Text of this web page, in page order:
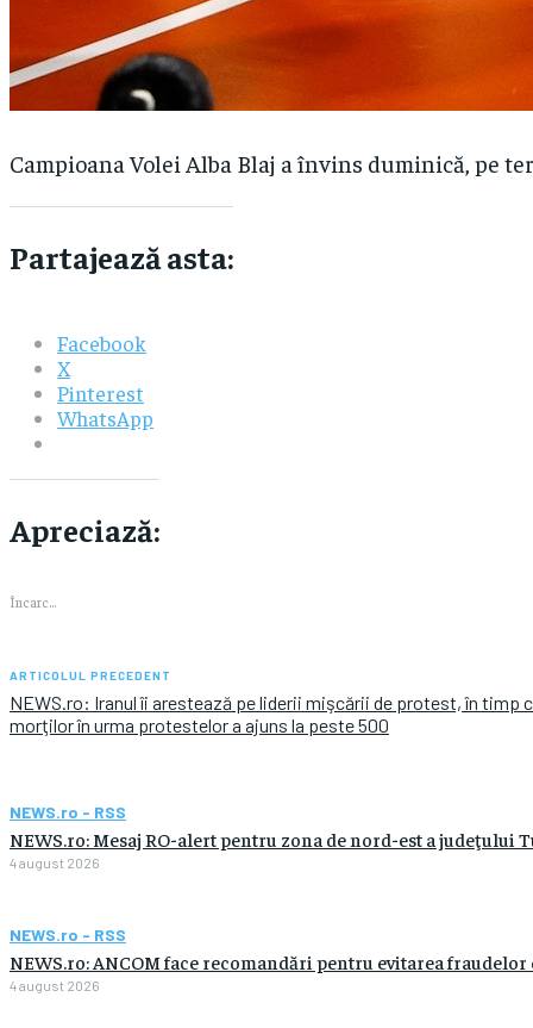
Campioana Volei Alba Blaj a învins duminică, pe
Partajează asta:
Facebook
X
Pinterest
WhatsApp
Apreciază:
Încarc...
ARTICOLUL PRECEDENT
NEWS.ro: Iranul îi arestează pe liderii mişcării de protest, în
morţilor în urma protestelor a ajuns la peste 500
NEWS.ro - RSS
NEWS.ro: Mesaj RO-alert pentru zona de nord-est a
4 august 2026
NEWS.ro - RSS
NEWS.ro: ANCOM face recomandări pentru evitarea
4 august 2026